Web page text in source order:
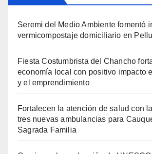
Seremi del Medio Ambiente fomentó
vermicompostaje domiciliario en
Fiesta Costumbrista del Chancho
economía local con positivo impacto
y el emprendimiento
Fortalecen la atención de salud con
tres nuevas ambulancias para
Sagrada Familia